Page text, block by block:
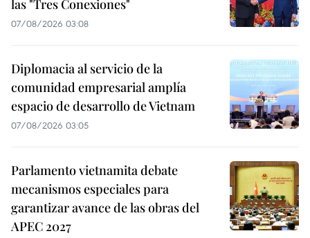
las "Tres Conexiones"
07/08/2026 03:08
Diplomacia al servicio de la
comunidad empresarial amplía
espacio de desarrollo de Vietnam
07/08/2026 03:05
Parlamento vietnamita debate
mecanismos especiales para
garantizar avance de las obras del
APEC 2027